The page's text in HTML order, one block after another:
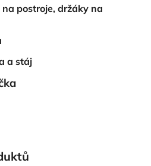
na postroje, držáky na
a stáj